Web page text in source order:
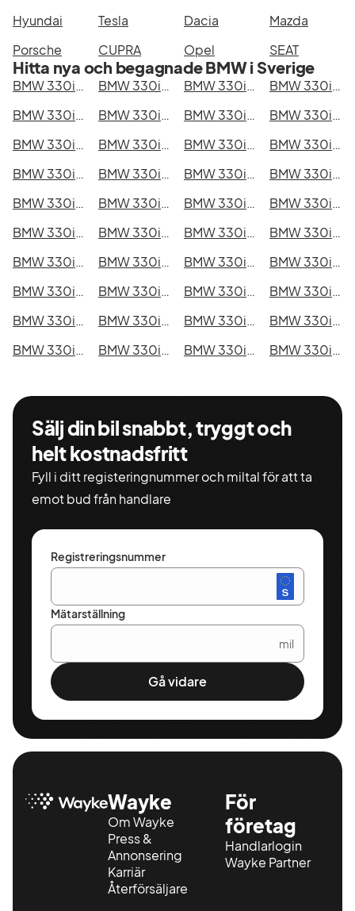
Hyundai
Tesla Dacia
Mazda
Porsche
CUPRA Opel SEAT
Hitta nya och begagnade BMW i Sverige
BMW 330i GT i Stockholm BMW 330i GT i Göteborg BMW 330i GT i Helsingborg
BMW 330i GT i Jönköping
BMW 330i GT i Malmö
BMW 330i GT i Örebro BMW 330i GT i Norrköping
BMW 330i GT i Linköping
BMW 330i GT i Uppsala
BMW 330i GT i Västerås BMW 330i GT i Halmstad
BMW 330i GT i Växjö
BMW 330i GT i Eskilstuna
BMW 330i GT i Kalmar BMW 330i GT i Karlskrona
BMW 330i GT i Karlstad
BMW 330i GT i Kristianstad
BMW 330i GT i Sundsvall BMW 330i GT i Umeå
BMW 330i GT i Varberg
BMW 330i GT i Borås
BMW 330i GT i Falkenberg BMW 330i GT i Gävle
BMW 330i GT i Luleå
BMW 330i GT i Lund
BMW 330i GT i Mönsterås BMW 330i GT i Uddevalla
BMW 330i GT i Västervik
BMW 330i GT i Ystad
BMW 330i GT i Östersund BMW 330i GT i Borlänge
BMW 330i GT i Kiruna
BMW 330i GT i Nyköping
BMW 330i GT i Oskarshamn BMW 330i GT i Sigtuna
BMW 330i GT i Skellefteå
BMW 330i GT i Skövde
BMW 330i GT i Trollhättan BMW 330i GT i Alingsås BMW 330i GT i Båstad
Sälj din bil snabbt, tryggt och
helt kostnadsfritt
Fyll i ditt registeringnummer och miltal för att ta
emot bud från handlare
Registreringsnummer
Mätarställning
mil
Gå vidare
Wayke
Om Wayke
Press &
Annonsering
Karriär
Återförsäljare
För
företag
Handlarlogin
Wayke Partner